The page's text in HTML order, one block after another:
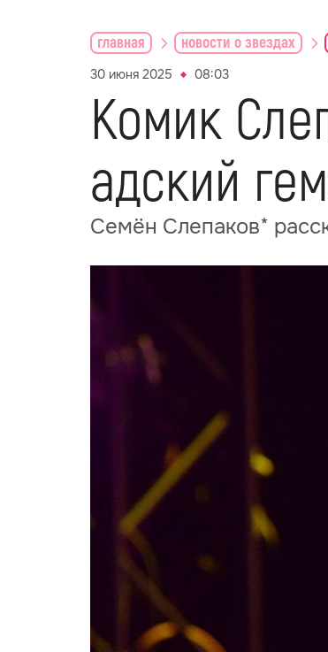
главная новости о звездах
30 июня 2025 08:03
Комик
адский
Семён Слепаков*